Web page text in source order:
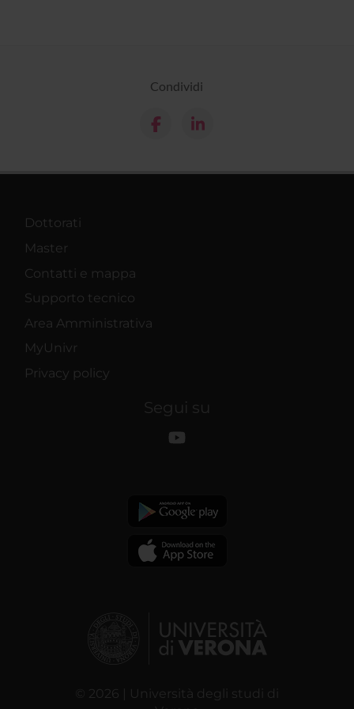
Condividi
Dottorati
Master
Contatti e mappa
Supporto tecnico
Area Amministrativa
MyUnivr
Privacy policy
Segui su
© 2026 | Università degli studi di